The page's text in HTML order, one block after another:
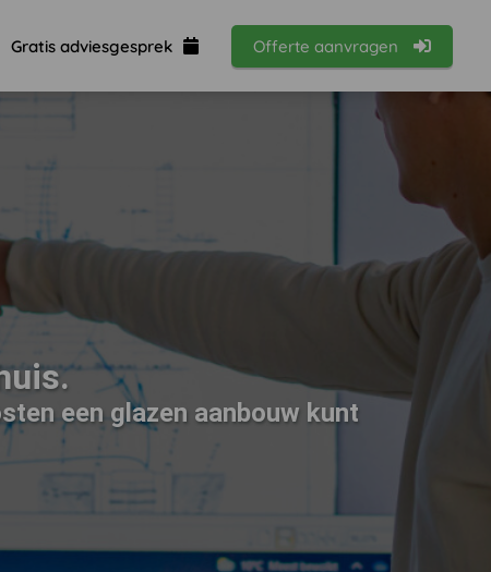
Gratis adviesgesprek Offerte aanvragen
een glazen aanbouw kunt